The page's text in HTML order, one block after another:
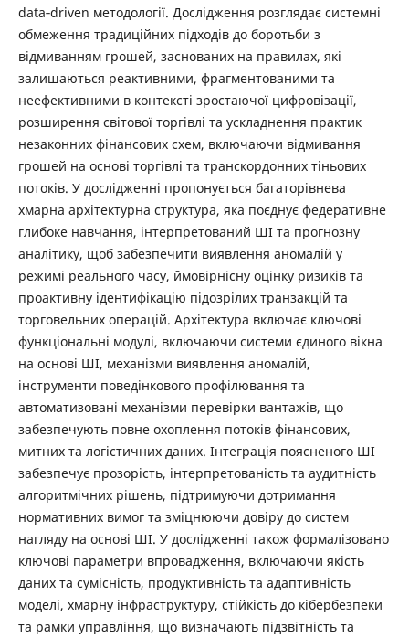
data‑driven методології. Дослідження розглядає системні
обмеження традиційних підходів до боротьби з
відмиванням грошей, заснованих на правилах, які
залишаються реактивними, фрагментованими та
неефективними в контексті зростаючої цифровізації,
розширення світової торгівлі та ускладнення практик
незаконних фінансових схем, включаючи відмивання
грошей на основі торгівлі та транскордонних тіньових
потоків. У дослідженні пропонується багаторівнева
хмарна архітектурна структура, яка поєднує федеративне
глибоке навчання, інтерпретований ШІ та прогнозну
аналітику, щоб забезпечити виявлення аномалій у
режимі реального часу, ймовірнісну оцінку ризиків та
проактивну ідентифікацію підозрілих транзакцій та
торговельних операцій. Архітектура включає ключові
функціональні модулі, включаючи системи єдиного вікна
на основі ШІ, механізми виявлення аномалій,
інструменти поведінкового профілювання та
автоматизовані механізми перевірки вантажів, що
забезпечують повне охоплення потоків фінансових,
митних та логістичних даних. Інтеграція поясненого ШІ
забезпечує прозорість, інтерпретованість та аудитність
алгоритмічних рішень, підтримуючи дотримання
нормативних вимог та зміцнюючи довіру до систем
нагляду на основі ШІ. У дослідженні також формалізовано
ключові параметри впровадження, включаючи якість
даних та сумісність, продуктивність та адаптивність
моделі, хмарну інфраструктуру, стійкість до кібербезпеки
та рамки управління, що визначають підзвітність та